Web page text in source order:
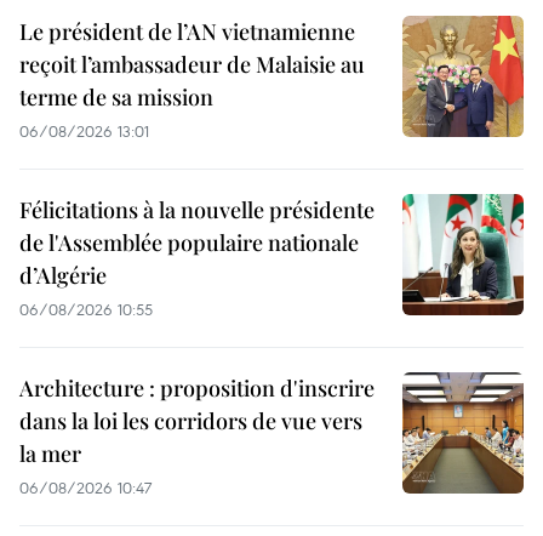
Le président de l’AN vietnamienne
reçoit l’ambassadeur de Malaisie au
terme de sa mission
06/08/2026 13:01
Félicitations à la nouvelle présidente
de l'Assemblée populaire nationale
d’Algérie
06/08/2026 10:55
Architecture : proposition d'inscrire
dans la loi les corridors de vue vers
la mer
06/08/2026 10:47